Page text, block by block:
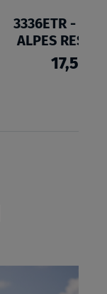
3336ETR - LES
ALPES
17,50 €